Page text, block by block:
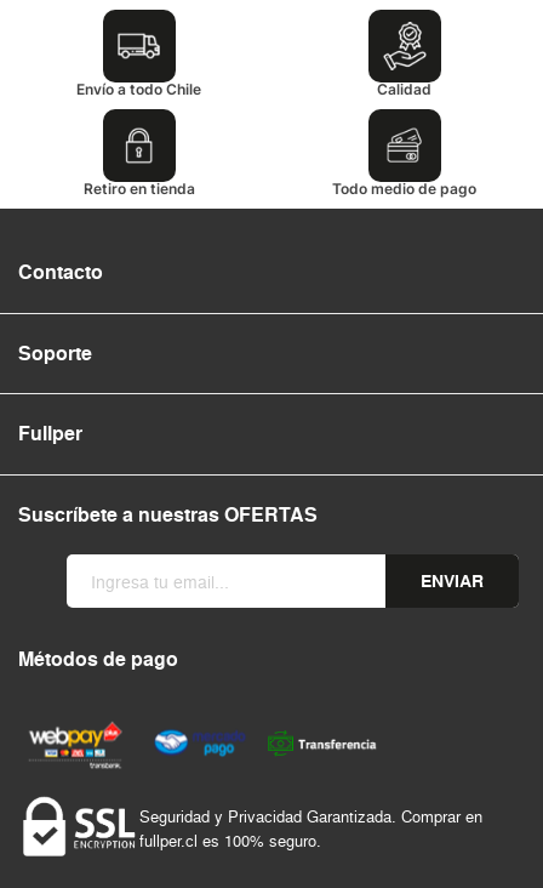
Envío a todo Chile Calidad
Retiro en tienda Todo medio de pago
Contacto
Soporte
Fullper
Suscríbete a nuestras OFERTAS
ENVIAR
Métodos de pago
Seguridad y Privacidad Garantizada. Comprar en
fullper.cl es 100% seguro.